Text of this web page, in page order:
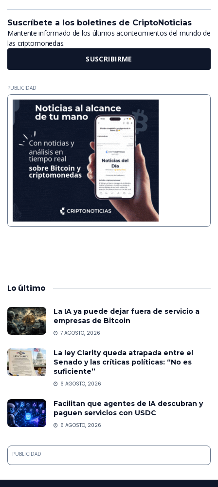
Suscríbete a los boletines de CriptoNoticias
Mantente informado de los últimos acontecimientos del mundo de
las criptomonedas.
SUSCRIBIRME
PUBLICIDAD
Lo último
La IA ya puede dejar fuera de servicio a
empresas de Bitcoin
7 AGOSTO, 2026
La ley Clarity queda atrapada entre el
Senado y las críticas políticas: “No es
suficiente”
6 AGOSTO, 2026
Facilitan que agentes de IA descubran y
paguen servicios con USDC
6 AGOSTO, 2026
PUBLICIDAD